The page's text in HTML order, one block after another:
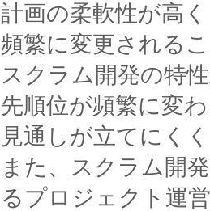
計画の柔軟性が高
頻繁に変更される
スクラム開発の特
先順位が頻繁に変
見通しが立てにく
また、スクラム開
るプロジェクト運